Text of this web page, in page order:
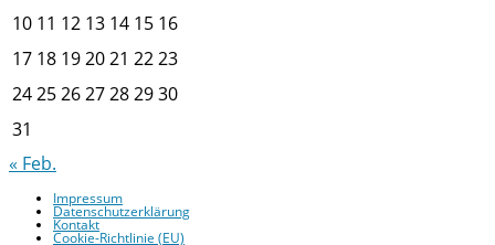
10 11 12 13 14 15 16
17 18 192021 2223
24252627282930
31
« Feb.
Impressum
Datenschutzerklärung
Kontakt
Cookie-Richtlinie (EU)